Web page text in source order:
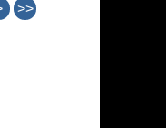
>>